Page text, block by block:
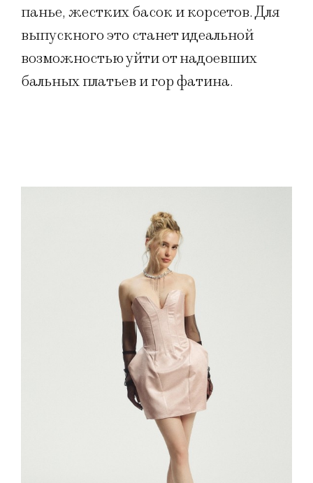
панье, жестких басок и корсетов. Для
выпускного это станет идеальной
возможностью уйти от надоевших
бальных платьев и гор фатина.